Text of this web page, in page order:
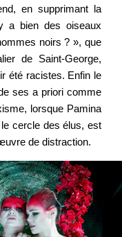
en supprimant la
a bien des oiseaux
noirs ? », que
de Saint-George,
été racistes. Enfin le
ses a priori comme
lorsque Pamina
cercle des élus, est
de distraction.